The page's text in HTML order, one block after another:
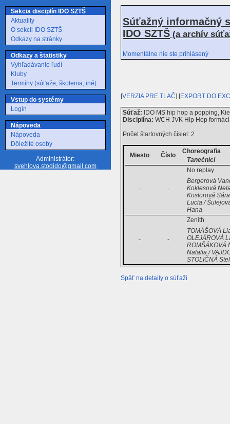
Sekcia disciplín IDO SZTŠ
Aktuality
O sekcii IDO SZTŠ
Odkazy na stránky
Odkazy a štatistiky
Vyhľadávanie ľudí
Kluby
Termíny (súťaže, školenia, iné)
Vstup do systémy
Login
Nápoveda
Nápoveda
Dôležité osoby
Administrátor:
svehlova.stodido@gmail.com
Súťažný informačný
IDO SZTŠ (a archív
Momentálne nie ste prihlásený
[VERZIA PRE TLAČ] [EXPORT DO
Súťaž: IDO MS hip hop a popping,
Disciplína: WCH JVK Hip Hop
Počet štartovných čísiel: 2
Miesto Číslo
Choreografia
Tanečníci
- -
No replay
Bergerová
Koklesová
Kostorová
Lucia /
Hana
- -
Zenith
TOMÁŠOVÁ
OLEJÁROVÁ
ROMŠÁKOVÁ
Natalia /
STOLIČNÁ
Späť na detaily o súťaži